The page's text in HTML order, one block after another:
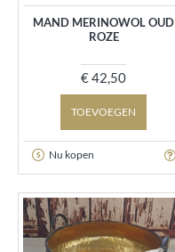
MAND MERINOWOL OUD
ROZE
€ 42,50
TOEVOEGEN
Nu kopen